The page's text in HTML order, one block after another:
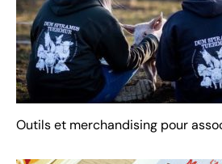
Outils et merchandising pour